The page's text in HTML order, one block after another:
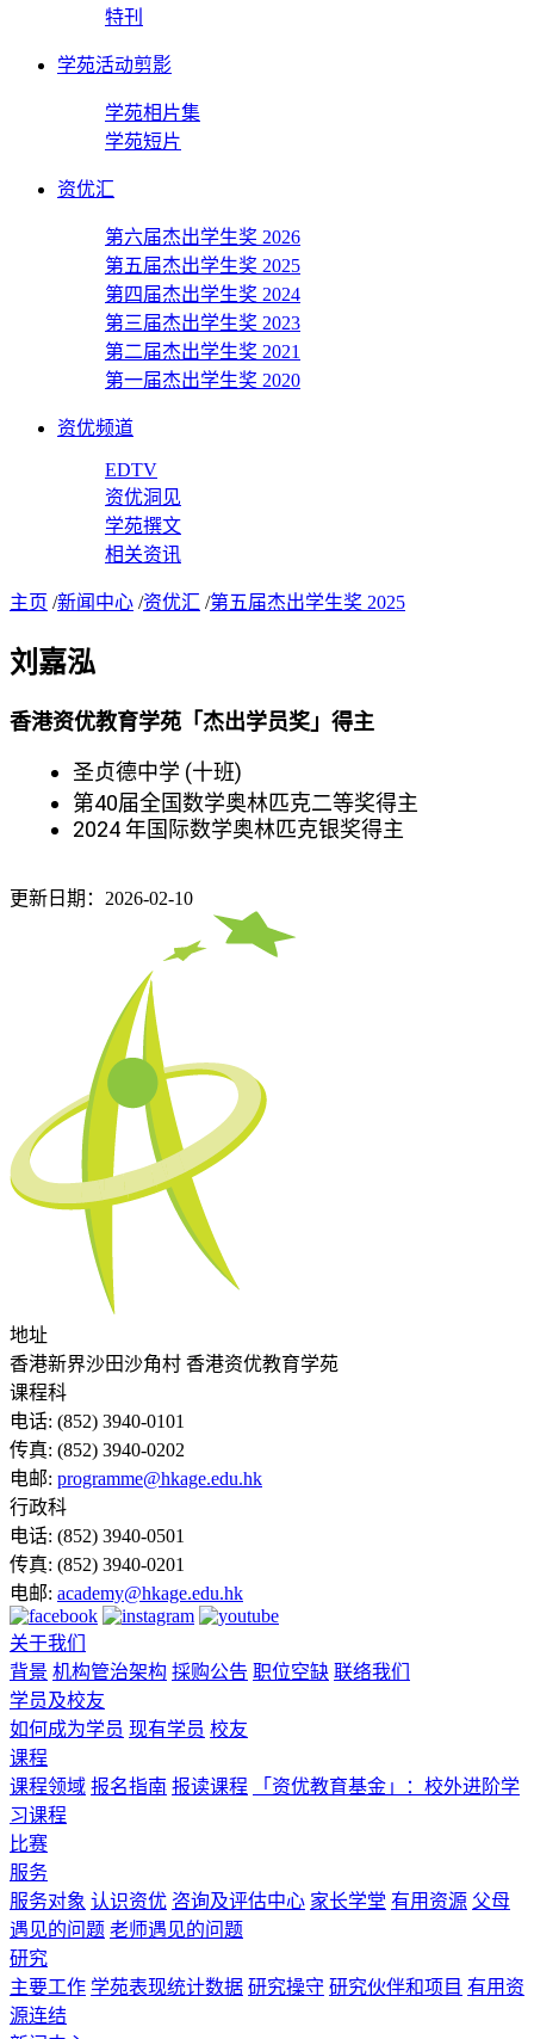
特刊
学苑活动剪影
学苑相片集
学苑短片
资优汇
第六届杰出学生奖 2026
第五届杰出学生奖 2025
第四届杰出学生奖 2024
第三届杰出学生奖 2023
第二届杰出学生奖 2021
第一届杰出学生奖 2020
资优频道
EDTV
资优洞见
学苑撰文
相关资讯
主页 /新闻中心 /资优汇 /第五届杰出学生奖 2025
刘嘉泓
香港资优教育学苑「杰出学员奖」得主
圣贞德中学 (十班)
第40届全国数学奥林匹克二等奖得主
2024 年国际数学奥林匹克银奖得主
更新日期：2026-02-10
地址
香港新界沙田沙角村 香港资优教育学苑
课程科
电话: (852) 3940-0101
传真: (852) 3940-0202
电邮: programme@hkage.edu.hk
行政科
电话: (852) 3940-0501
传真: (852) 3940-0201
电邮: academy@hkage.edu.hk
关于我们
背景 机构管治架构 採购公告 职位空缺 联络我们
学员及校友
如何成为学员 现有学员 校友
课程
课程领域 报名指南 报读课程
「资优教育基金」：校外进阶学
习课程
比赛
服务
服务对象 认识资优 咨询及评估中心 家长学堂 有用资源 父母
遇见的问题 老师遇见的问题
研究
主要工作 学苑表现统计数据 研究操守 研究伙伴和项目 有用资
源连结